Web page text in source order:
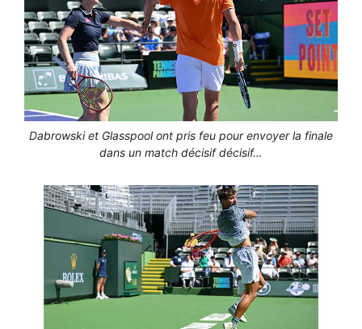
Dabrowski et Glasspool ont pris feu pour envoyer la finale
dans un match décisif décisif…